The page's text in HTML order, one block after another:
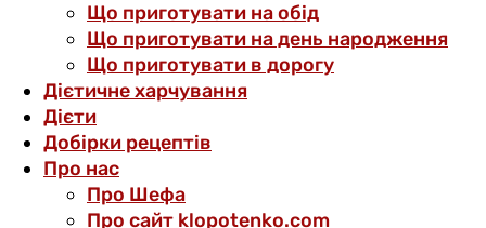
Що приготувати на обід
Що приготувати на день народження
Що приготувати в дорогу
Дієтичне харчування
Дієти
Добірки рецептів
Про нас
Про Шефа
Про сайт klopotenko.com